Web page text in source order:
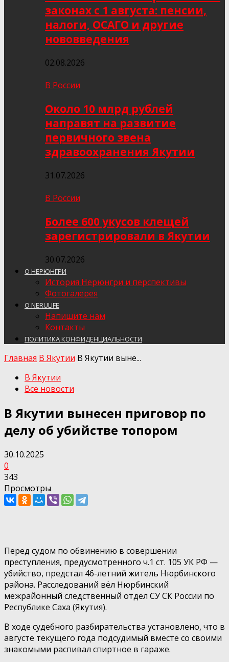
законах с 1 августа: пенсии,
налоги, ОСАГО и другие
нововведения
02.08.2026
В России
Около 10 млрд рублей
направят на развитие
первичного звена
здравоохранения Якутии
31.07.2026
В России
Более 600 укусов клещей
зарегистрировали в Якутии
30.07.2026
О НЕРЮНГРИ
История Нерюнгри и перспективы
Фотогалерея
О NERULIFE
Напишите нам
Контакты
ПОЛИТИКА КОНФИДЕНЦИАЛЬНОСТИ
Главная В Якутии В Якутии выне...
В Якутии
Все новости
В Якутии вынесен приговор по
делу об убийстве топором
30.10.2025
0
343
Просмотры
Перед судом по обвинению в совершении
преступления, предусмотренного ч.1 ст. 105 УК РФ —
убийство, предстал 46-летний житель Нюрбинского
района. Расследований вёл Нюрбинский
межрайонный следственный отдел СУ СК России по
Республике Саха (Якутия).
В ходе судебного разбирательства установлено, что в
августе текущего года подсудимый вместе со своими
знакомыми распивал спиртное в гараже.